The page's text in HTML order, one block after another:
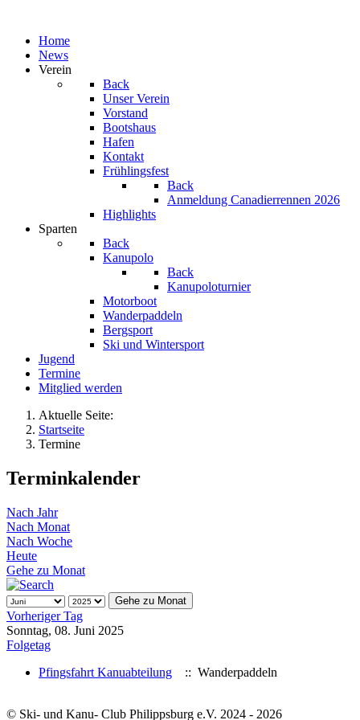
Home
News
Verein
Back
Unser Verein
Vorstand
Bootshaus
Hafen
Kontakt
Frühlingsfest
Back
Anmeldung Canadierrennen 2026
Highlights
Sparten
Back
Kanupolo
Back
Kanupoloturnier
Motorboot
Wanderpaddeln
Bergsport
Ski und Wintersport
Jugend
Termine
Mitglied werden
Aktuelle Seite:
Startseite
Termine
Terminkalender
Nach Jahr
Nach Monat
Nach Woche
Heute
Gehe zu Monat
Gehe zu Monat
Vorheriger Tag
Sonntag, 08. Juni 2025
Folgetag
Pfingsfahrt Kanuabteilung
:: Wanderpaddeln
© Ski- und Kanu- Club Philippsburg e.V. 2024 - 2026